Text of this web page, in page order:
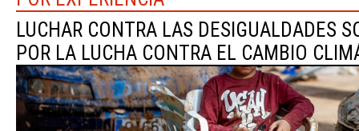
LUCHAR CONTRA LAS DESIGUALDADES
POR LA LUCHA CONTRA EL CAMBIO